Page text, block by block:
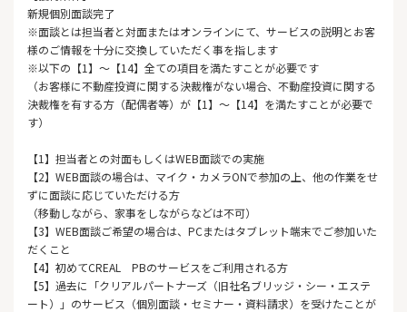
新規個別面談完了
※面談とは担当者と対面またはオンラインにて、サービスの説明とお客
様のご情報を十分に交換していただく事を指します
※以下の【1】～【14】全ての項目を満たすことが必要です
（お客様に不動産投資に関する決裁権がない場合、不動産投資に関する
決裁権を有する方（配偶者等）が【1】～【14】を満たすことが必要で
す）
【1】担当者との対面もしくはWEB面談での実施
【2】WEB面談の場合は、マイク・カメラONで参加の上、他の作業をせ
ずに面談に応じていただける方
（移動しながら、家事をしながらなどは不可）
【3】WEB面談ご希望の場合は、PCまたはタブレット端末でご参加いた
だくこと
【4】初めてCREAL PBのサービスをご利用される方
【5】過去に「クリアルパートナーズ（旧社名ブリッジ・シー・エステ
ート）」のサービス（個別面談・セミナー・資料請求）を受けたことが